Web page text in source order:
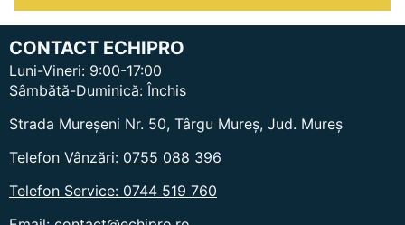
CONTACT ECHIPRO
Luni-Vineri: 9:00-17:00
Sâmbătă-Duminică: Închis
Strada Mureșeni Nr. 50, Târgu Mureș, Jud. Mureș
Telefon Vânzări: 0755 088 396
Telefon Service: 0744 519 760